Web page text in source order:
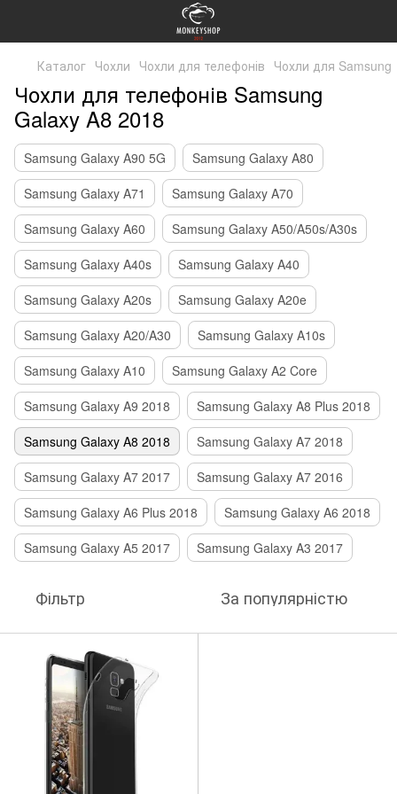
Каталог Чохли Чохли для телефонів Чохли для Samsung
Чохли для телефонів Samsung
Galaxy A8 2018
Samsung Galaxy A90 5G
Samsung Galaxy A80
Samsung Galaxy A71
Samsung Galaxy A70
Samsung Galaxy A60
Samsung Galaxy A50/A50s/A30s
Samsung Galaxy A40s
Samsung Galaxy A40
Samsung Galaxy A20s
Samsung Galaxy A20e
Samsung Galaxy A20/A30
Samsung Galaxy A10s
Samsung Galaxy A10
Samsung Galaxy A2 Core
Samsung Galaxy A9 2018
Samsung Galaxy A8 Plus 2018
Samsung Galaxy A8 2018
Samsung Galaxy A7 2018
Samsung Galaxy A7 2017
Samsung Galaxy A7 2016
Samsung Galaxy A6 Plus 2018
Samsung Galaxy A6 2018
Samsung Galaxy A5 2017
Samsung Galaxy A3 2017
Фільтр За популярністю